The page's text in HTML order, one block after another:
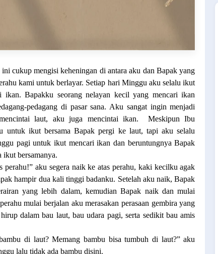
cukup mengisi keheningan di antara aku dan Bapak yang
kami untuk berlayar. Setiap hari Minggu aku selalu ikut
ikan. Bapakku seorang nelayan kecil yang mencari ikan
pedagang di pasar sana. Aku sangat ingin menjadi
laut, aku juga mencintai ikan.
Meskipun Ibu
untuk ikut bersama Bapak pergi ke laut, tapi aku selalu
pagi untuk ikut mencari ikan dan beruntungnya Bapak
ikut bersamanya.
perahu!” aku segera naik ke atas perahu, kaki kecilku agak
hampir dua kali tinggi badanku. Setelah aku naik, Bapak
yang lebih dalam, kemudian Bapak naik dan mulai
mulai berjalan aku merasakan perasaan gembira yang
dalam bau laut, bau udara pagi, serta sedikit bau amis
di laut? Memang bambu bisa tumbuh di laut?” aku
lalu tidak ada bambu disini.